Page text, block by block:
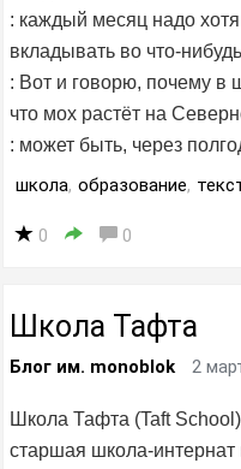
: каждый месяц надо
вкладывать во что-
: Вот и говорю, почему в
что мох растёт на
: может быть, через
школа, образование,
0 0
Школа Тафта
Блог им. monoblok 2
Школа Тафта (Taft
старшая школа-интернат